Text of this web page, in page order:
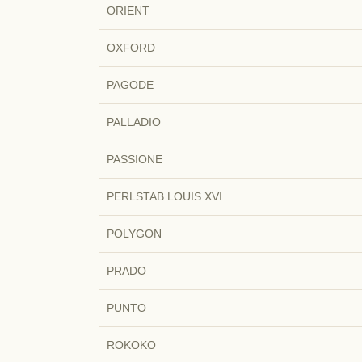
ORIENT
OXFORD
PAGODE
PALLADIO
PASSIONE
PERLSTAB LOUIS XVI
POLYGON
PRADO
PUNTO
ROKOKO